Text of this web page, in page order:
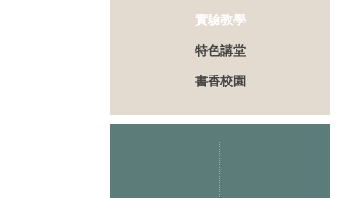
實驗教學
特色講堂
書香校園